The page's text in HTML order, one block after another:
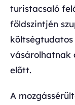
turistacsaló
földszintjén
vásárolhatnak
előtt.
A